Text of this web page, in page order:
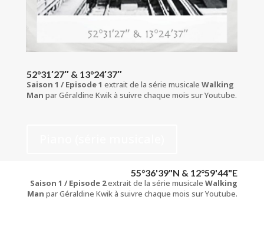
52°31′27″ & 13°24′37″
Saison 1 / Episode 1 extrait de la série musicale Walking
Man par Géraldine Kwik à suivre chaque mois sur Youtube.
55°36'39"N & 12°59'44"E
Saison 1 / Episode 2extrait de la série musicaleWalking
Man par Géraldine Kwik à suivre chaque mois sur Youtube.